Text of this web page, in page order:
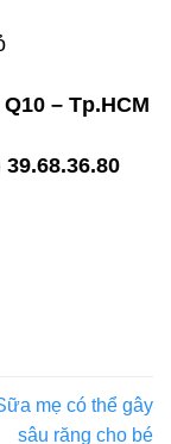
– Tp.HCM
39.68.36.80
mẹ có thể gây
sâu răng cho bé